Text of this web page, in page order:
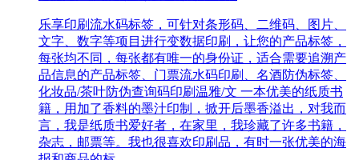
乐享印刷流水码标签，可针对条形码、二维码、图片、
文字、数字等项目进行变数据印刷，让您的产品标签，
每张均不同，每张都有唯一的身份证，适合需要追溯产
品信息的产品标签、门票流水码印刷、名酒防伪标签、
化妆品/茶叶防伪查询码印刷温雅/文 一本优美的纸质书
籍，用加了香料的墨汁印制，掀开后墨香溢出，对我而
言，我是纸质书爱好者，在家里，我珍藏了许多书籍，
杂志，邮票等。我也很喜欢印刷品，有时一张优美的海